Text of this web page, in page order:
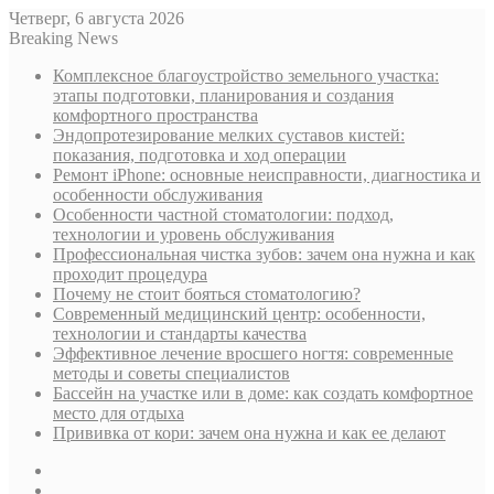
Четверг, 6 августа 2026
Breaking News
Комплексное благоустройство земельного участка:
этапы подготовки, планирования и создания
комфортного пространства
Эндопротезирование мелких суставов кистей:
показания, подготовка и ход операции
Ремонт iPhone: основные неисправности, диагностика и
особенности обслуживания
Особенности частной стоматологии: подход,
технологии и уровень обслуживания
Профессиональная чистка зубов: зачем она нужна и как
проходит процедура
Почему не стоит бояться стоматологию?
Современный медицинский центр: особенности,
технологии и стандарты качества
Эффективное лечение вросшего ногтя: современные
методы и советы специалистов
Бассейн на участке или в доме: как создать комфортное
место для отдыха
Прививка от кори: зачем она нужна и как ее делают